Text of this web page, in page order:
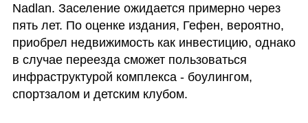
Nadlan. Заселение ожидается примерно через
пять лет. По оценке издания, Гефен, вероятно,
приобрел недвижимость как инвестицию, однако
в случае переезда сможет пользоваться
инфраструктурой комплекса - боулингом,
спортзалом и детским клубом.